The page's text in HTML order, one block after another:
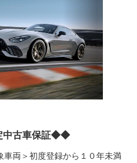
中古車保証◆◆
車両＞初度登録から１０年未満